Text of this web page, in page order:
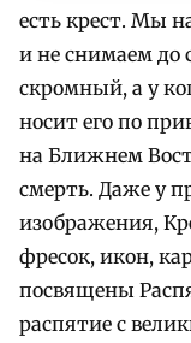
есть крест. Мы
и не снимаем до
скромный, а у
носит его по
на Ближнем
смерть. Даже у
изображения,
фресок, икон,
посвящены
распятие с